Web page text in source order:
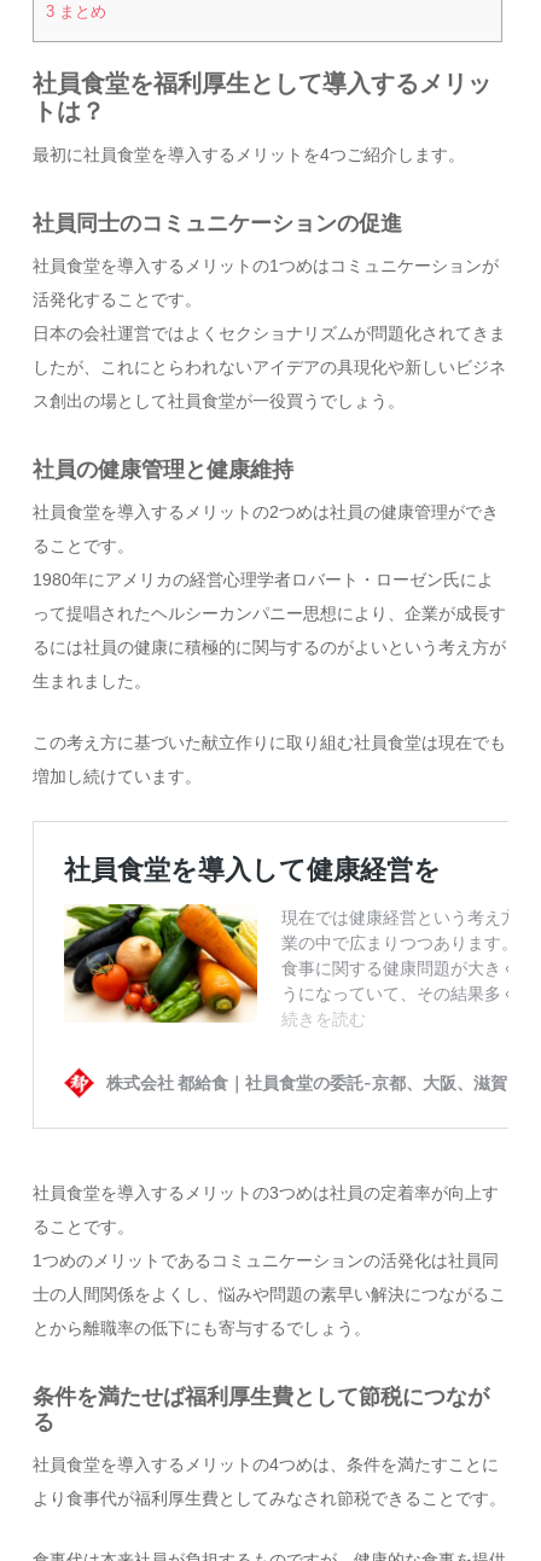
3 まとめ
社員食堂を福利厚生として導入するメリッ
トは？
最初に社員食堂を導入するメリットを4つご紹介します。
社員同士のコミュニケーションの促進
社員食堂を導入するメリットの1つめはコミュニケーションが
活発化することです。
日本の会社運営ではよくセクショナリズムが問題化されてきま
したが、これにとらわれないアイデアの具現化や新しいビジネ
ス創出の場として社員食堂が一役買うでしょう。
社員の健康管理と健康維持
社員食堂を導入するメリットの2つめは社員の健康管理ができ
ることです。
1980年にアメリカの経営心理学者ロバート・ローゼン氏によ
って提唱されたヘルシーカンパニー思想により、企業が成長す
るには社員の健康に積極的に関与するのがよいという考え方が
生まれました。
この考え方に基づいた献立作りに取り組む社員食堂は現在でも
増加し続けています。
社員食堂を導入するメリットの3つめは社員の定着率が向上す
ることです。
1つめのメリットであるコミュニケーションの活発化は社員同
士の人間関係をよくし、悩みや問題の素早い解決につながるこ
とから離職率の低下にも寄与するでしょう。
条件を満たせば福利厚生費として節税につなが
る
社員食堂を導入するメリットの4つめは、条件を満たすことに
より食事代が福利厚生費としてみなされ節税できることです。